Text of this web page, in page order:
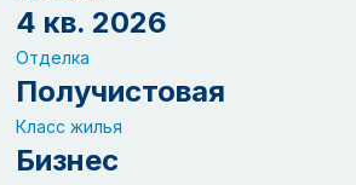
4 кв. 2026
Отделка
Получистовая
Класс жилья
Бизнес